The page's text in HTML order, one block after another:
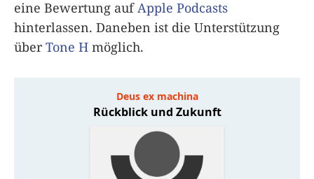
eine Bewertung auf Apple Podcasts
hinterlassen. Daneben ist die Unterstützung
überTone H möglich.